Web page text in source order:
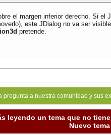
el margen inferior derecho. Si
este JDialog no va ser
pretende.
a nuestra comunidad y sus
leyendo un tema que no
Nuevo